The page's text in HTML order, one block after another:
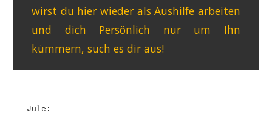
wirst du hier wieder als Aushilfe arbeiten
und dich Persönlich nur um Ihn
kümmern, such es dir aus!
Jule: